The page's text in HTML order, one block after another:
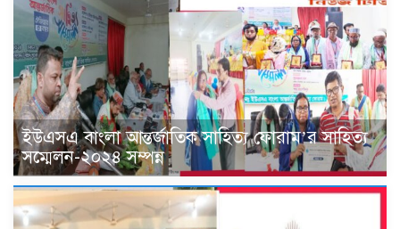
ইউএসএ বাংলা আন্তর্জাতিক সাহিত্য ফোরাম’র সাহিত্য
সম্মেলন-২০২৪ সম্পন্ন